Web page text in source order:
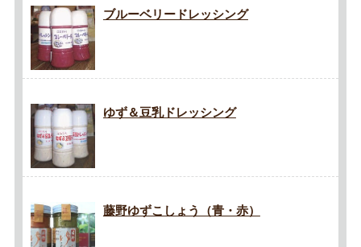
ブルーベリードレッシング
ゆず＆豆乳ドレッシング
藤野ゆずこしょう（青・赤）